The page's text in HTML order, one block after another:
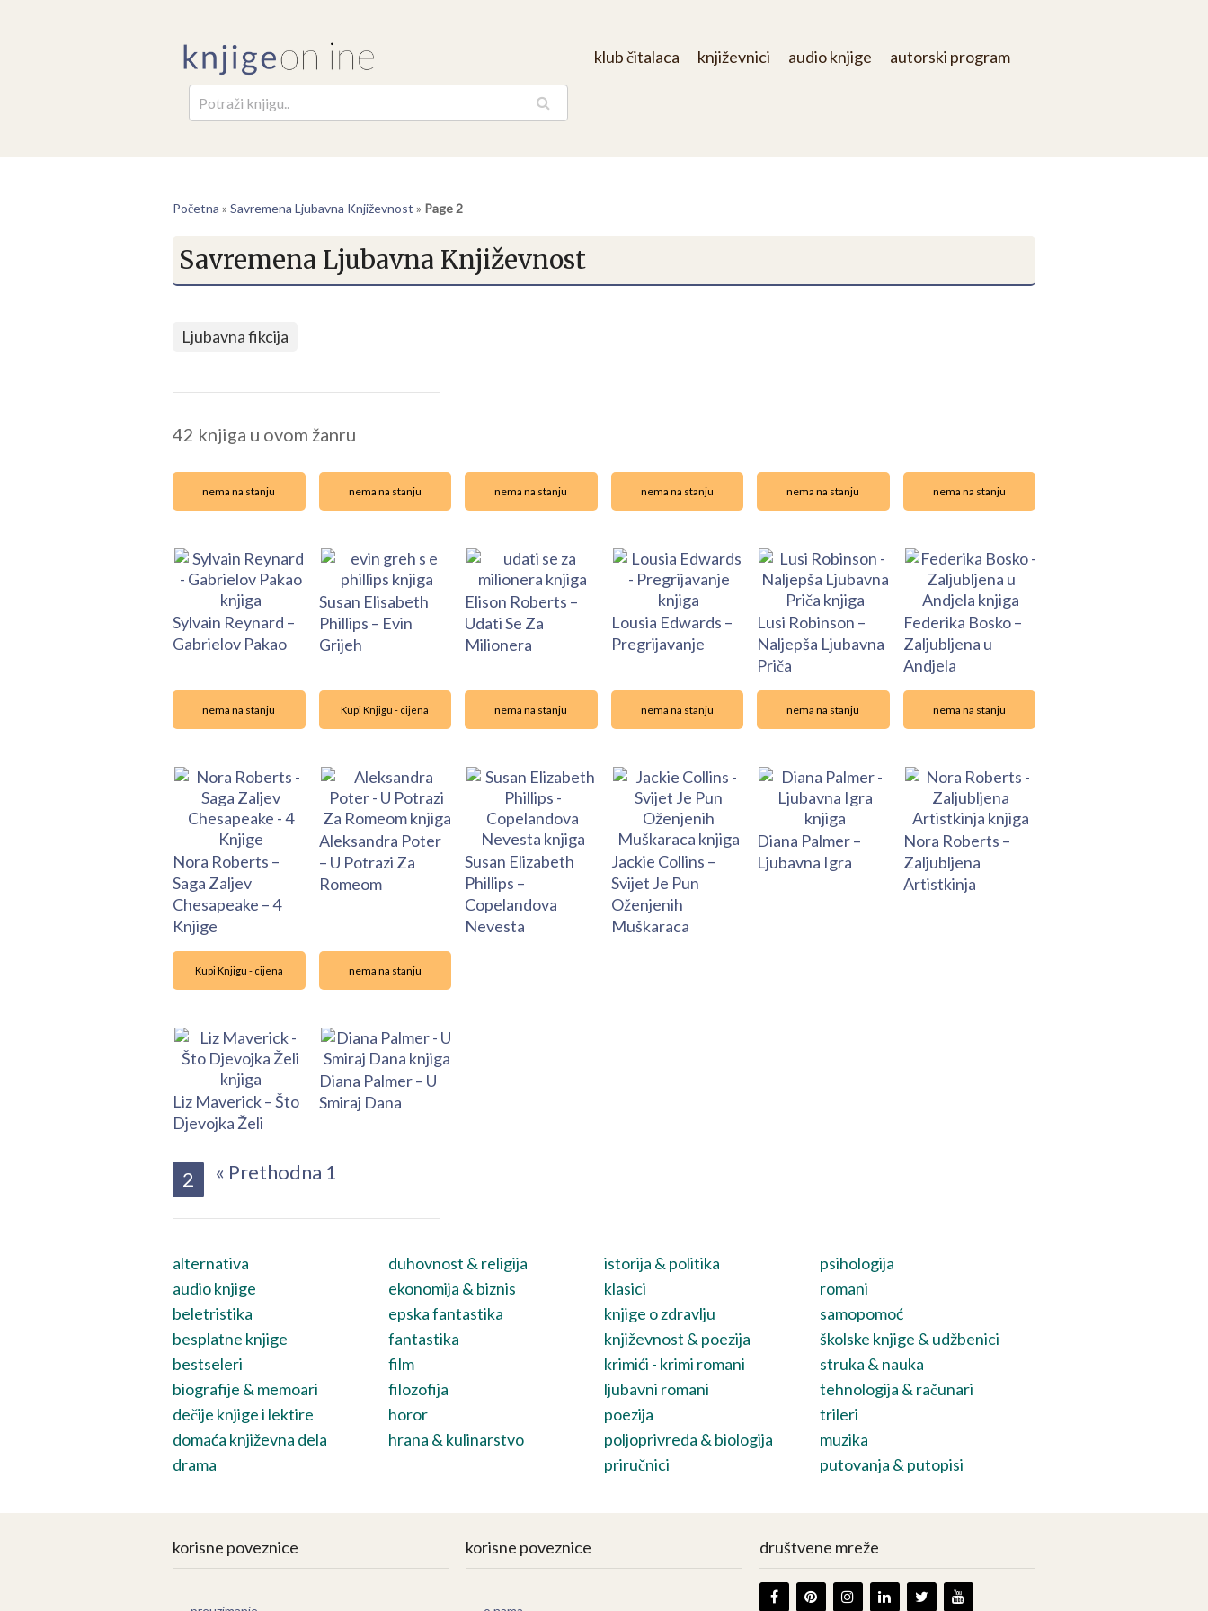
klub čitalaca književnici audio knjige autorski program
Početna » Savremena Ljubavna Književnost » Page 2
Savremena Ljubavna Književnost
Ljubavna fikcija
42 knjiga u ovom žanru
nema na stanju
Sylvain Reynard –
Gabrielov Pakao
nema na stanju
Susan Elisabeth
Phillips – Evin
Grijeh
nema na stanju
Elison Roberts –
Udati Se Za
Milionera
nema na stanju
Lousia Edwards –
Pregrijavanje
nema na stanju
Lusi Robinson –
Naljepša Ljubavna
Priča
nema na stanju
Federika Bosko –
Zaljubljena u
Andjela
nema na stanju
Nora Roberts –
Saga Zaljev
Chesapeake – 4
Knjige
Kupi Knjigu - cijena
Aleksandra Poter
– U Potrazi Za
Romeom
nema na stanju
Susan Elizabeth
Phillips –
Copelandova
Nevesta
nema na stanju
Jackie Collins –
Svijet Je Pun
Oženjenih
Muškaraca
nema na stanju
Diana Palmer –
Ljubavna Igra
nema na stanju
Nora Roberts –
Zaljubljena
Artistkinja
Kupi Knjigu - cijena
Liz Maverick – Što
Djevojka Želi
nema na stanju
Diana Palmer – U
Smiraj Dana
« Prethodna 1
2
alternativa
audio knjige
beletristika
besplatne knjige
bestseleri
biografije & memoari
dečije knjige i lektire
domaća književna dela
drama
duhovnost & religija
ekonomija & biznis
epska fantastika
fantastika
film
filozofija
horor
hrana & kulinarstvo
istorija & politika
klasici
knjige o zdravlju
književnost & poezija
krimići - krimi romani
ljubavni romani
poezija
poljoprivreda & biologija
priručnici
psihologija
romani
samopomoć
školske knjige & udžbenici
struka & nauka
tehnologija & računari
trileri
muzika
putovanja & putopisi
korisne poveznice korisne poveznice društvene mreže